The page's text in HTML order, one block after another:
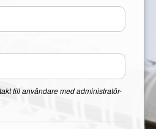
till användare med administratör-